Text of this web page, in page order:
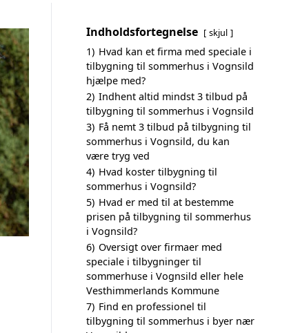
Indholdsfortegnelse skjul
1) Hvad kan et firma med speciale i
tilbygning til sommerhus i Vognsild
hjælpe med?
2) Indhent altid mindst 3 tilbud på
tilbygning til sommerhus i Vognsild
3) Få nemt 3 tilbud på tilbygning til
sommerhus i Vognsild, du kan
være tryg ved
4) Hvad koster tilbygning til
sommerhus i Vognsild?
5) Hvad er med til at bestemme
prisen på tilbygning til sommerhus
i Vognsild?
6) Oversigt over firmaer med
speciale i tilbygninger til
sommerhuse i Vognsild eller hele
Vesthimmerlands Kommune
7) Find en professionel til
tilbygning til sommerhus i byer nær